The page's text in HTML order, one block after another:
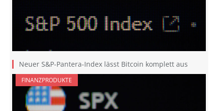
Neuer S&P-Pantera-Index lässt Bitcoin komplett aus
FINANZPRODUKTE